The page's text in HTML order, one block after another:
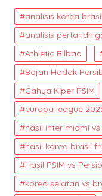
analisis korea brasil
analisis
Athletic Bilbao
Bojan Hodak
Cahya Kiper PSIM
europa league
hasil inter miami
hasil korea brasil
Hasil PSIM vs Persib
korea selatan vs